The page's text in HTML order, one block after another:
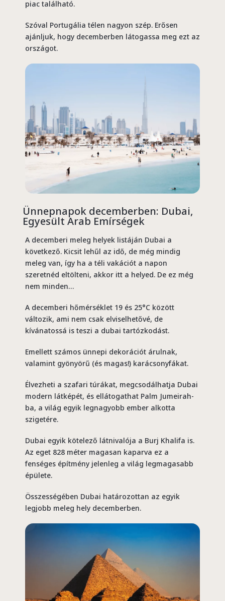
piac található.
Szóval Portugália télen nagyon szép. Erősen
ajánljuk, hogy decemberben látogassa meg ezt az
országot.
Ünnepnapok decemberben: Dubai,
Egyesült Arab Emírségek
A decemberi meleg helyek listáján Dubai a
következő. Kicsit lehűl az idő, de még mindig
meleg van, így ha a téli vakációt a napon
szeretnéd eltölteni, akkor itt a helyed. De ez még
nem minden…
A decemberi hőmérséklet 19 és 25°C között
változik, ami nem csak elviselhetővé, de
kívánatossá is teszi a dubai tartózkodást.
Emellett számos ünnepi dekorációt árulnak,
valamint gyönyörű (és magas!) karácsonyfákat.
Élvezheti a szafari túrákat, megcsodálhatja Dubai
modern látképét, és ellátogathat Palm Jumeirah-
ba, a világ egyik legnagyobb ember alkotta
szigetére.
Dubai egyik kötelező látnivalója a Burj Khalifa is.
Az eget 828 méter magasan kaparva ez a
fenséges építmény jelenleg a világ legmagasabb
épülete.
Összességében Dubai határozottan az egyik
legjobb meleg hely decemberben.